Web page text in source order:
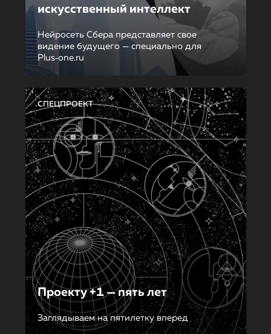
искусственный интеллект
Нейросеть Сбера представляет свое
видение будущего — специально для
Plus‑one.ru
СПЕЦПРОЕКТ
Проекту +1 — пять лет
Заглядываем на пятилетку вперед